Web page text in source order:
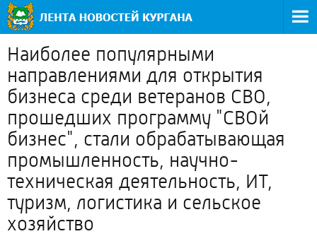
Наиболее популярными
направлениями для открытия
бизнеса среди ветеранов СВО,
прошедших программу "СВОй
бизнес", стали обрабатывающая
промышленность, научно-
техническая деятельность, ИТ,
туризм, логистика и сельское
хозяйство